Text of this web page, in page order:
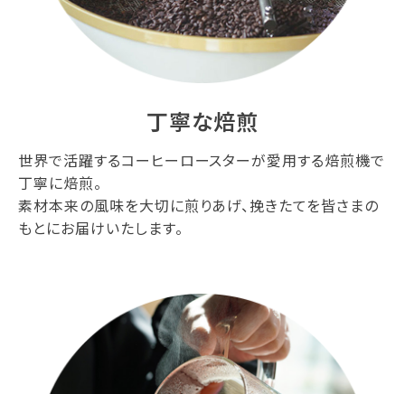
丁寧な焙煎
世界で活躍するコーヒーロースターが愛用する焙煎機で
丁寧に焙煎。
素材本来の風味を大切に煎りあげ、挽きたてを皆さまの
もとにお届けいたします。